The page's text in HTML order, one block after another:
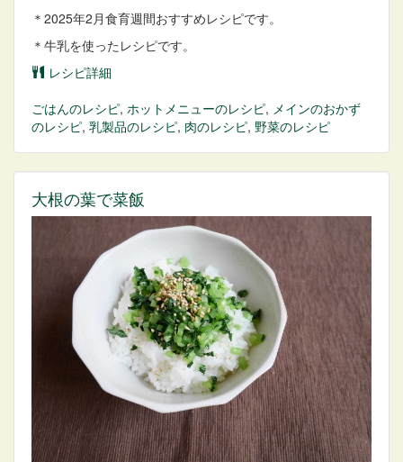
＊2025年2月食育週間おすすめレシピです。
＊牛乳を使ったレシピです。
レシピ詳細
ごはんのレシピ, ホットメニューのレシピ, メインのおかず
のレシピ, 乳製品のレシピ, 肉のレシピ, 野菜のレシピ
大根の葉で菜飯